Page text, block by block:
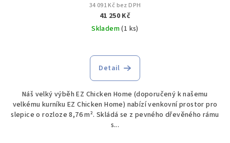
34 091 Kč bez DPH
41 250 Kč
Skladem(1 ks)
Detail
Náš velký výběh EZ Chicken Home (doporučený k našemu
velkému kurníku EZ Chicken Home) nabízí venkovní prostor pro
slepice o rozloze 8,76 m². Skládá se z pevného dřevěného rámu
s...